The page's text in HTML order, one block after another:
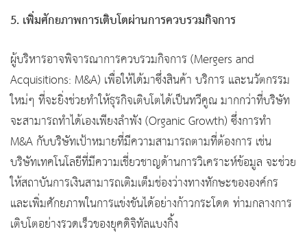
5. เพิ่มศักยภาพการเติบโตผ่านการควบรวมกิจการ
ผู้บริหารอาจพิจารณาการควบรวมกิจการ (Mergers and
Acquisitions: M&A) เพื่อให้ได้มาซึ่งสินค้า บริการ และนวัตกรรม
ใหม่ๆ ที่จะยิ่งช่วยทําให้ธุรกิจเติบโตได้เป็นทวีคูณ มากกว่าที่บริษัท
จะสามารถทําได้เองเพียงลําพัง (Organic Growth) ซึ่งการทำ
M&A กับบริษัทเป้าหมายที่มีความสามารถตามที่ต้องการ เช่น
บริษัทเทคโนโลยีที่มีความเชี่ยวชาญด้านการวิเคราะห์ข้อมูล จะช่วย
ให้สถาบันการเงินสามารถเติมเต็มช่องว่างทางทักษะขององค์กร
และเพิ่มศักยภาพในการแข่งขันได้อย่างก้าวกระโดด ท่ามกลางการ
เติบโตอย่างรวดเร็วของยุคดิจิทัลแบงกิ้ง